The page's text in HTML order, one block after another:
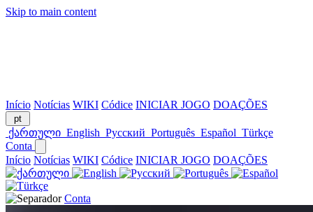
Skip to main content
Início Notícias WIKI Códice INICIAR JOGO DOAÇÕES
pt
ქართული English Русский Português Español Türkçe
Conta
Início Notícias WIKI Códice INICIAR JOGO DOAÇÕES
Conta